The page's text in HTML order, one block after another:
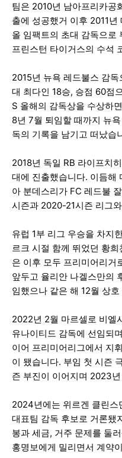
팀은 2010년 남아프리카공
출에 성공했거 이후 2011
올 임팩트의 초대 감독으로
프린스턴 타이거스의 수석
2015년 뉴욕 레드불스 감
대 최다인 18승, 승점 60점
S 올해의 감독상을 수상하
8년 7월 퇴임할 때까지 뉴
독의 기록을 남기고 떠났습
2018년 독일 RB 라이프치
대에 진출했습니다. 이듬해
아 분데스리가 FC 레드불
시즌과 2020-21시즌 리그
유럽 1부 리그 우승을 차지
르크 시절 함께 뛰었던 황
은 이후 모두 프리미어리거
앞두고 율리안 나겔스만의
임했으나 같은 해 12월 상
2022년 2월 마르셀로 비엘
유나이티드 감독에 선임되
이어 프리미어리그에서 지
이 됐습니다. 부임 첫 시즌
즌 부진이 이어지며 2023
2024년에는 위르겐 클린스
대표팀 감독 후보로 거론됐
봉과 세금, 거주 문제를 둘
홍명보에게 밀리면서 계약